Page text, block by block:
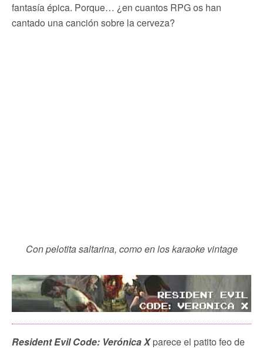
fantasía épica. Porque… ¿en cuantos RPG os han
cantado una canción sobre la cerveza?
Con pelotita saltarina, como en los karaoke vintage
Resident Evil Code: Verónica Xparece el patito feo de